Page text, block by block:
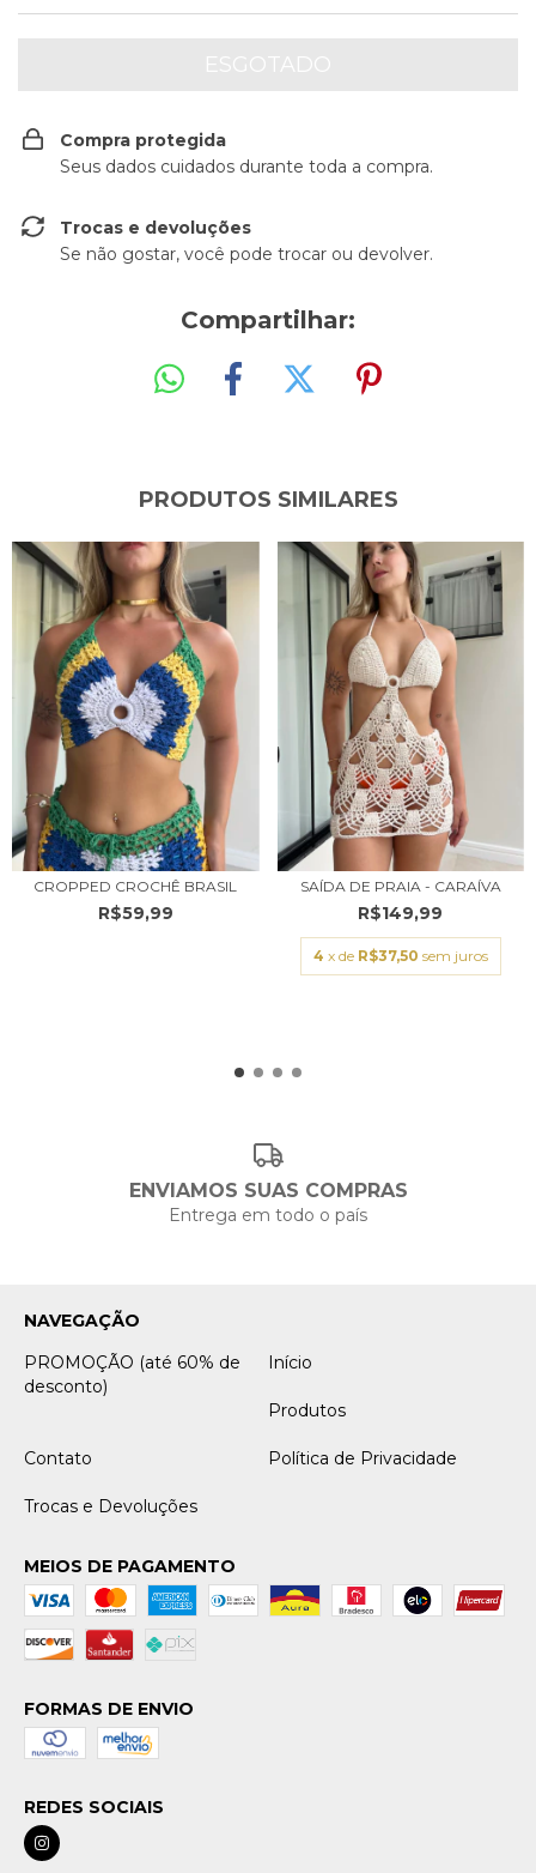
Compra protegida
Seus dados cuidados durante toda a compra.
Trocas e devoluções
Se não gostar, você pode trocar ou devolver.
Compartilhar:
PRODUTOS SIMILARES
CROPPED CROCHÊ BRASIL
R$59,99
SAÍDA DE PRAIA - CARAÍVA
R$149,99
4 x de R$37,50 sem juros
ENVIAMOS SUAS COMPRAS
Entrega em todo o país
NAVEGAÇÃO
PROMOÇÃO (até 60% de
desconto)
Início
Produtos
Contato Política de Privacidade
Trocas e Devoluções
MEIOS DE PAGAMENTO
FORMAS DE ENVIO
REDES SOCIAIS